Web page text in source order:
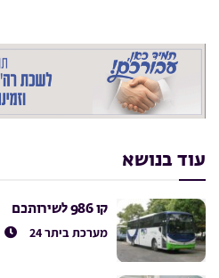
עוד בנושא
קו 986 לשירותכם
מערכת ביתר 24